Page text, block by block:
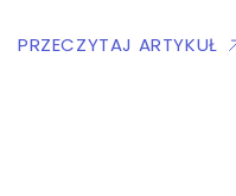
PRZECZYTAJ ARTYKUŁ